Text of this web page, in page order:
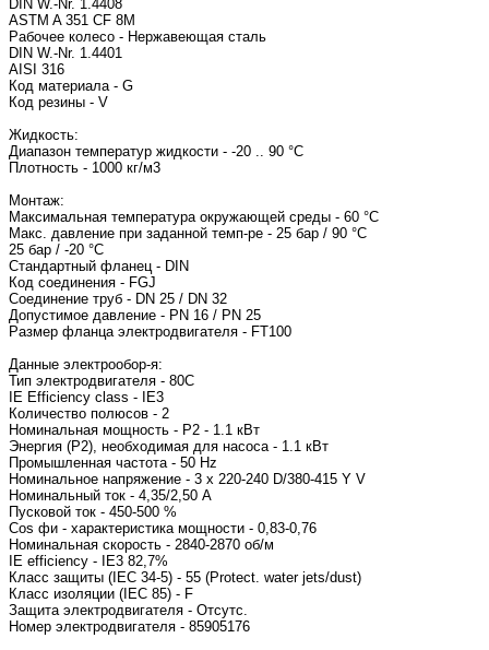
DIN W.-Nr. 1.4408
ASTM A 351 CF 8M
Рабочее колесо - Нержавеющая сталь
DIN W.-Nr. 1.4401
AISI 316
Код материала - G
Код резины - V
Жидкость:
Диапазон температур жидкости - -20 .. 90 °C
Плотность - 1000 кг/м3
Монтаж:
Максимальная температура окружающей среды - 60 °C
Макс. давление при заданной темп-ре - 25 бар / 90 °C
25 бар / -20 °C
Стандартный фланец - DIN
Код соединения - FGJ
Соединение труб - DN 25 / DN 32
Допустимое давление - PN 16 / PN 25
Размер фланца
Данные электрообор-я:
Тип
IE Efficiency class - IE3
Количество полюсов - 2
Номинальная мощность - P2 - 1.1 кВт
Энергия (Р2), необходимая для насоса - 1.1 кВт
Промышленная частота - 50 Hz
Номинальное напряжение - 3 x 220-240 D/380-
Номинальный
Пусковой ток -
Cos фи -
Номинальная скорость - 2840-2870 об/м
IE efficiency - IE3 82,7%
Класс защиты (IEC 34-5) - 55 (Protect. water jets/dust)
Класс изоляции (IEC 85) - F
Защита электродвигателя - Отсутс.
Номер